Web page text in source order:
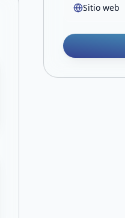
Sitio web